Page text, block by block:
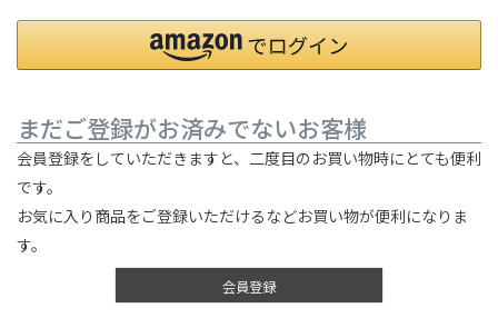
まだご登録がお済みでないお客様
会員登録をしていただきますと、二度目のお買い物時にとても便利
です。
お気に入り商品をご登録いただけるなどお買い物が便利になりま
す。
会員登録